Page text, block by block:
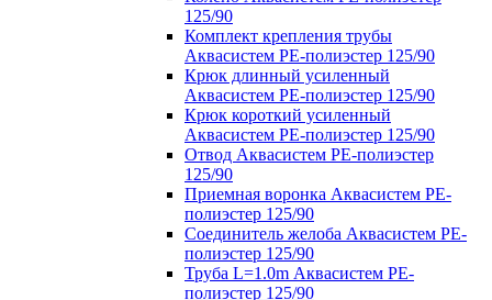
125/90
Комплект крепления трубы
Аквасистем PE-полиэстер 125/90
Крюк длинный усиленный
Аквасистем PE-полиэстер 125/90
Крюк короткий усиленный
Аквасистем PE-полиэстер 125/90
Отвод Аквасистем РЕ-полиэстер
125/90
Приемная воронка Аквасистем PE-
полиэстер 125/90
Соединитель желоба Аквасистем PE-
полиэстер 125/90
Труба L=1.0m Аквасистем PE-
полиэстер 125/90